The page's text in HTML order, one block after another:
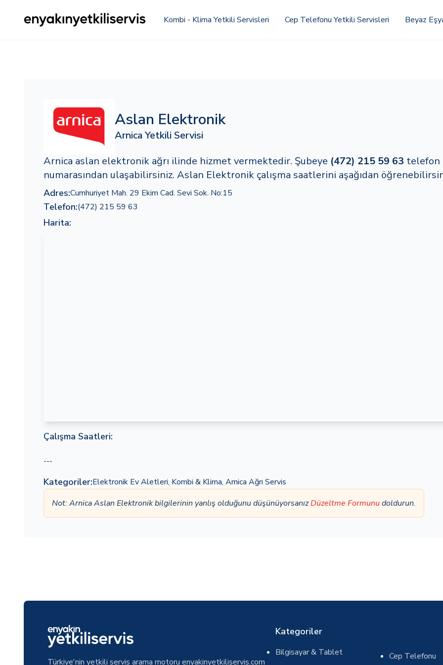
Kombi - Klima Yetkili Servisleri Cep Telefonu Yetkili Servisleri Beyaz
Aslan Elektronik
Arnica Yetkili Servisi
Arnica aslan elektronik ağrı ilinde hizmet vermektedir. Şubeye (472) 215 59 63 telefon
numarasından ulaşabilirsiniz. Aslan Elektronik çalışma saatlerini aşağıdan
Adres:Cumhuriyet Mah. 29 Ekim Cad. Sevi Sok. No:15
Telefon:(472) 215 59 63
Harita:
Çalışma Saatleri:
---
Kategoriler:Elektronik Ev Aletleri, Kombi & Klima, Arnica Ağrı Servis
Not: Arnica Aslan Elektronik bilgilerinin yanlış olduğunu düşünüyorsanızDüzeltme Formunudoldurun.
Türkiye'nin yetkili servis arama motoru enyakinyetkiliservis.com
Kategoriler
Bilgisayar & Tablet Cep Telefonu